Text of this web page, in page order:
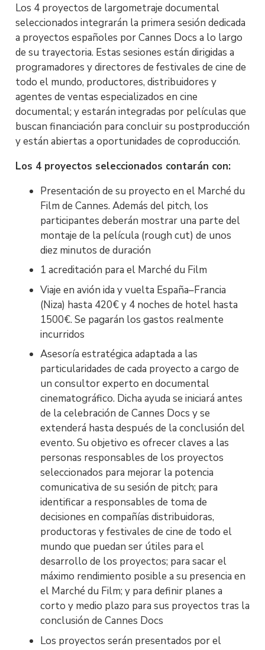
Los 4 proyectos de largometraje documental
seleccionados integrarán la primera sesión dedicada
a proyectos españoles por Cannes Docs a lo largo
de su trayectoria. Estas sesiones están dirigidas a
programadores y directores de festivales de cine de
todo el mundo, productores, distribuidores y
agentes de ventas especializados en cine
documental; y estarán integradas por películas que
buscan financiación para concluir su postproducción
y están abiertas a oportunidades de coproducción.
Los 4 proyectos seleccionados contarán con:
Presentación de su proyecto en el Marché du
Film de Cannes. Además del pitch, los
participantes deberán mostrar una parte del
montaje de la película (rough cut) de unos
diez minutos de duración
1 acreditación para el Marché du Film
Viaje en avión ida y vuelta España–Francia
(Niza) hasta 420€ y 4 noches de hotel hasta
1500€. Se pagarán los gastos realmente
incurridos
Asesoría estratégica adaptada a las
particularidades de cada proyecto a cargo de
un consultor experto en documental
cinematográfico. Dicha ayuda se iniciará antes
de la celebración de Cannes Docs y se
extenderá hasta después de la conclusión del
evento. Su objetivo es ofrecer claves a las
personas responsables de los proyectos
seleccionados para mejorar la potencia
comunicativa de su sesión de pitch; para
identificar a responsables de toma de
decisiones en compañías distribuidoras,
productoras y festivales de cine de todo el
mundo que puedan ser útiles para el
desarrollo de los proyectos; para sacar el
máximo rendimiento posible a su presencia en
el Marché du Film; y para definir planes a
corto y medio plazo para sus proyectos tras la
conclusión de Cannes Docs
Los proyectos serán presentados por el